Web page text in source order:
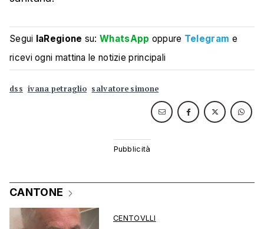
Segui laRegione su:WhatsApp oppure Telegram e
ricevi ogni mattina le notizie principali
dss ivana petraglio salvatore simone
CANTONE
CENTOVLLI